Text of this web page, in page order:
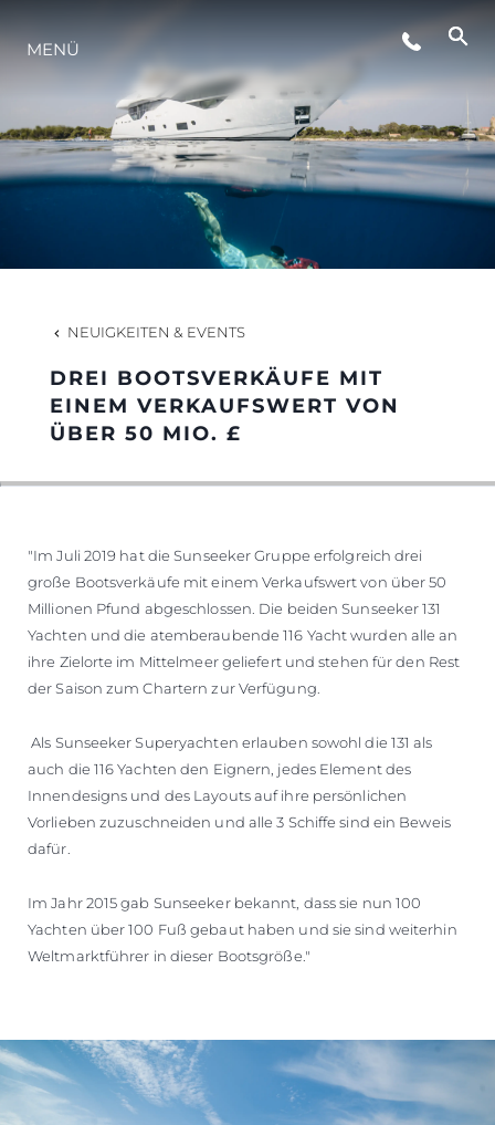
VERANSTALTUNGEN
LIFESTYLE
INNOVATION
DAS TEAM
GESCHICHTE
MENÜ
NEUIGKEITEN & EVENTS
DREI BOOTSVERKÄUFE MIT
EINEM VERKAUFSWERT VON
ÜBER 50 MIO. £
"Im Juli 2019 hat die Sunseeker Gruppe erfolgreich drei
große Bootsverkäufe mit einem Verkaufswert von über 50
Millionen Pfund abgeschlossen. Die beiden Sunseeker 131
Yachten und die atemberaubende 116 Yacht wurden alle an
ihre Zielorte im Mittelmeer geliefert und stehen für den Rest
der Saison zum Chartern zur Verfügung.
Als Sunseeker Superyachten erlauben sowohl die 131 als
auch die 116 Yachten den Eignern, jedes Element des
Innendesigns und des Layouts auf ihre persönlichen
Vorlieben zuzuschneiden und alle 3 Schiffe sind ein Beweis
dafür.
Im Jahr 2015 gab Sunseeker bekannt, dass sie nun 100
Yachten über 100 Fuß gebaut haben und sie sind weiterhin
Weltmarktführer in dieser Bootsgröße."